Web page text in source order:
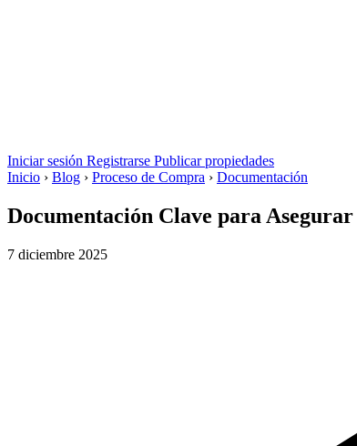
Iniciar sesión Registrarse Publicar propiedades
Inicio › Blog › Proceso de Compra › Documentación
Documentación Clave para
7 diciembre 2025